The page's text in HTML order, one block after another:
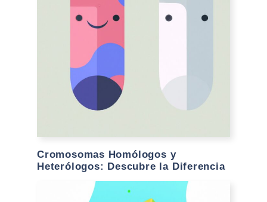
Cromosomas Homólogos y
Heterólogos: Descubre la Diferencia